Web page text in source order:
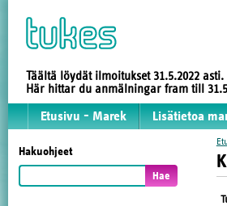
Täältä löydät ilmoitukset 31.5.2022
Här hittar du anmälningar fram till
Etusivu - Marek Lisätietoa
Hakuohjeet